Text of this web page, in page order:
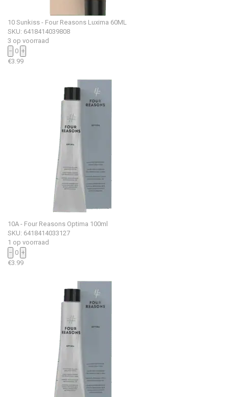
10 Sunkiss - Four Reasons Luxima 60ML
SKU: 6418414039808
3 op voorraad
− 0 +
€3.99
10A - Four Reasons Optima 100ml
SKU: 6418414033127
1 op voorraad
− 0 +
€3.99